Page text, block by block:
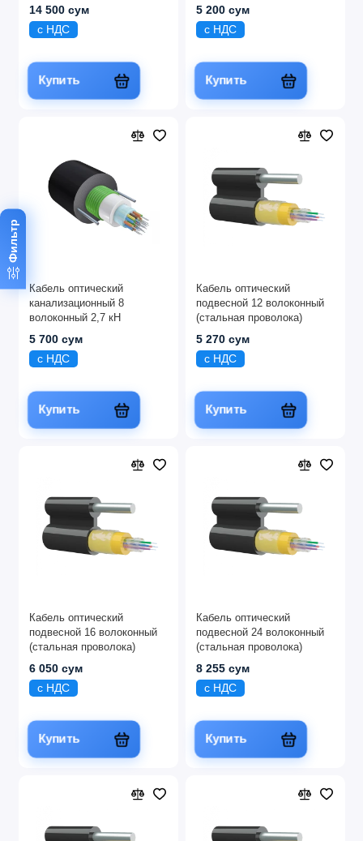
Фильтр
14 500 сум
с НДС
Купить
5 200 сум
с НДС
Купить
Кабель оптический
канализационный 8
волоконный 2,7 кН
5 700 сум
с НДС
Купить
Кабель оптический
подвесной 12 волоконный
(стальная проволока)
5 270 сум
с НДС
Купить
Кабель оптический
подвесной 16 волоконный
(стальная проволока)
6 050 сум
с НДС
Купить
Кабель оптический
подвесной 24 волоконный
(стальная проволока)
8 255 сум
с НДС
Купить